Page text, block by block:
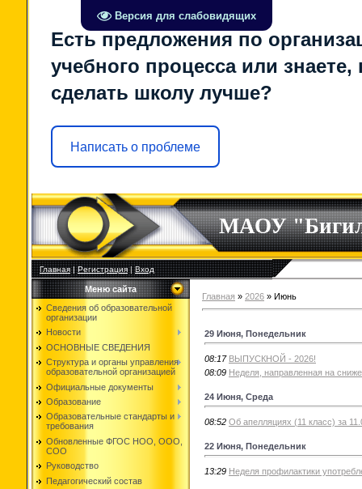
Версия для слабовидящих
Есть предложения по
учебного процесса или знаете,
сделать школу лучше?
Написать о проблеме
МАОУ
Главная|Регистрация|Вход
Меню сайта
Сведения об образовательной
организации
Новости
ОСНОВНЫЕ СВЕДЕНИЯ
Структура и органы управления
образовательной организацией
Официальные документы
Образование
Образовательные стандарты и
требования
Обновленные ФГОС НОО, ООО,
СОО
Руководство
Педагогический состав
Главная » 2026 » Июнь
29 Июня, Понедельник
08:17 ВЫПУСКНОЙ - 2026!
08:09 Неделя, направленная на
24 Июня, Среда
08:52 Об апелляциях (11 класс) за
22 Июня, Понедельник
13:29 Неделя профилактики